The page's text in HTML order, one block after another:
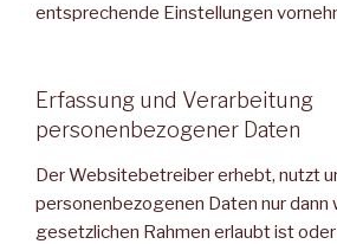
entsprechende Einstellungen
Erfassung und Verarbeitung
personenbezogener Daten
Der Websitebetreiber erhebt, nutzt
personenbezogenen Daten nur dann
gesetzlichen Rahmen erlaubt ist oder